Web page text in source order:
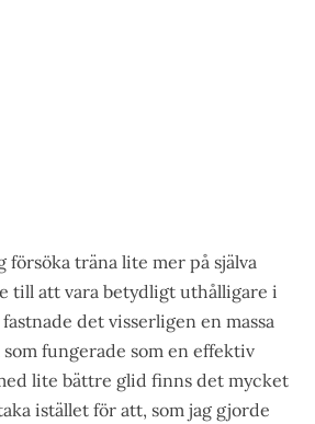
försöka träna lite mer på själva
till att vara betydligt uthålligare i
det visserligen en massa
fungerade som en effektiv
lite bättre glid finns det mycket
istället för att, som jag gjorde